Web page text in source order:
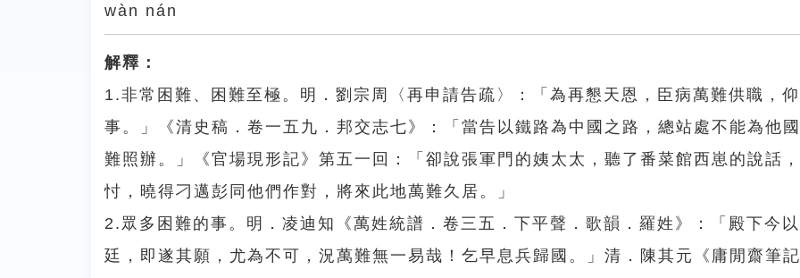
wàn nán
解釋：
1.非常困難、困難至極。明．劉宗周〈再申請告疏〉：「為再懇天恩，臣病萬難供職，
事。」《清史稿．卷一五九．邦交志七》：「當告以鐵路為中國之路，總站處不能為他
難照辦。」《官場現形記》第五一回：「卻說張軍門的姨太太，聽了番菜館西崽的說話
忖，曉得刁邁彭同他們作對，將來此地萬難久居。」
2.眾多困難的事。明．凌迪知《萬姓統譜．卷三五．下平聲．歌韻．羅姓》：「殿下今
廷，即遂其願，尤為不可，況萬難無一易哉！乞早息兵歸國。」清．陳其元《庸閒齋筆